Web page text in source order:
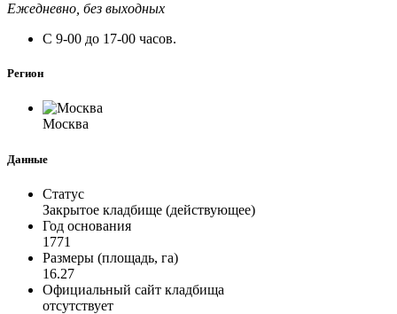
Ежедневно, без выходных
С 9-00 до 17-00 часов.
Регион
Москва
Данные
Статус
Закрытое кладбище (действующее)
Год основания
1771
Размеры (площадь, га)
16.27
Официальный сайт кладбища
отсутствует